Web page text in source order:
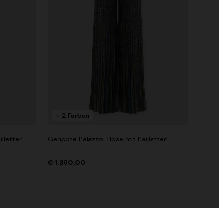
+ 2 Farben
Gerippte Palazzo-Hose mit Pailletten
€ 1.350,00
Muster, Pailletten und Cut-out-Detail